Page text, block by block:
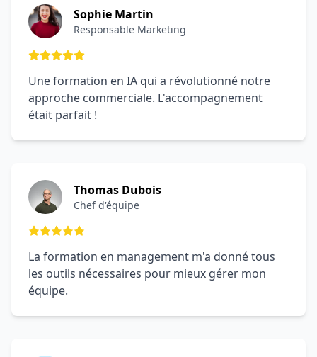
Sophie Martin
Responsable Marketing
Une formation en IA qui a révolutionné notre
approche commerciale. L'accompagnement
était parfait !
Thomas Dubois
Chef d'équipe
La formation en management m'a donné tous
les outils nécessaires pour mieux gérer mon
équipe.